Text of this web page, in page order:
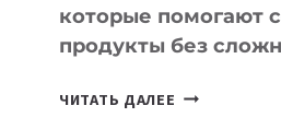
которые помогают
продукты без
ЧИТАТЬ ДАЛЕЕ 7